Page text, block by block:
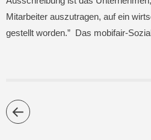
Mitarbeiter auszutragen, auf ein
gestellt worden.” Das mobifair-